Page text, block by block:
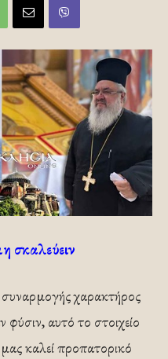
σκαλεύειν
χαρακτήρος
φύσιν, αυτό το στοιχείο
καλεί προπατορικό